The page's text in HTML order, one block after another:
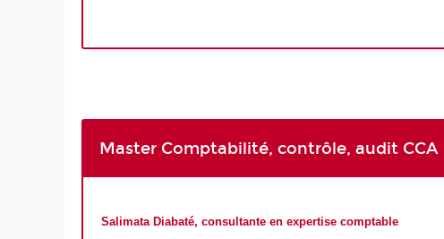
Master Comptabilité, contrôle, audit CCA
Salimata Diabaté, consultante en expertise comptable